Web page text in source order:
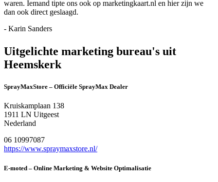
waren. Iemand tipte ons ook op marketingkaart.nl en hier zijn we
dan ook direct geslaagd.
- Karin Sanders
Uitgelichte marketing bureau's uit
Heemskerk
SprayMaxStore – Officiële SprayMax Dealer
Kruiskamplaan 138
1911 LN Uitgeest
Nederland
06 10997087
https://www.spraymaxstore.nl/
E-moted – Online Marketing & Website Optimalisatie